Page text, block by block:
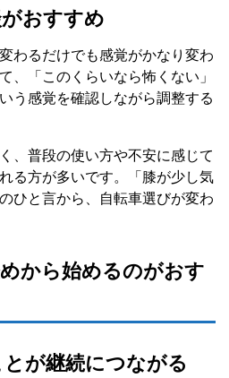
おすすめ
わるだけでも感覚がかなり変わ
、「このくらいなら怖くない」
う感覚を確認しながら調整する
、普段の使い方や不安に感じて
る方が多いです。「膝が少し気
ひと言から、自転車選びが変わ
から始めるのがおす
が継続につながる